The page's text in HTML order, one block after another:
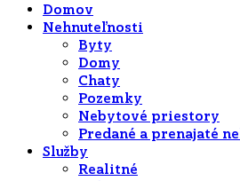
Domov
Nehnuteľnosti
Byty
Domy
Chaty
Pozemky
Nebytové priestory
Predané a prenajaté
Služby
Realitné